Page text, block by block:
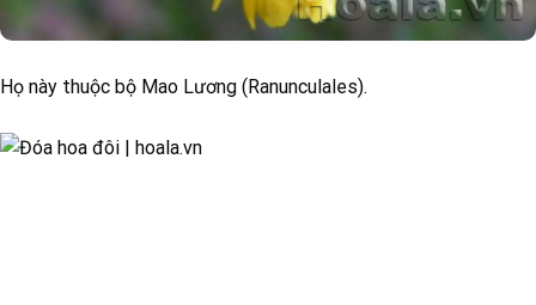
Họ này thuộc bộ Mao Lương (Ranunculales).